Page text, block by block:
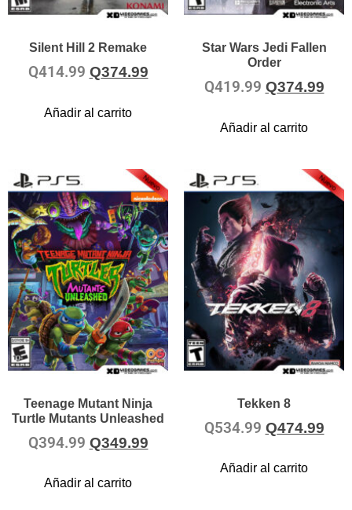
Silent Hill 2 Remake
Q414.99 Q374.99
Añadir al carrito
Star Wars Jedi Fallen
Order
Q419.99 Q374.99
Añadir al carrito
Teenage Mutant Ninja
Turtle Mutants Unleashed
Q394.99 Q349.99
Añadir al carrito
Tekken 8
Q534.99 Q474.99
Añadir al carrito